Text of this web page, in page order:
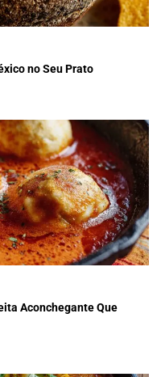
no Seu Prato
Aconchegante Que